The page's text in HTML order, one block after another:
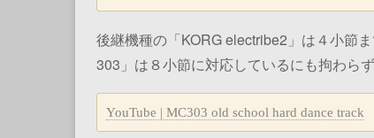
後継機種の「KORG electribe2」は４小節
303」は８小節に対応しているにも拘わらず
YouTube | MC303 old school hard dance track